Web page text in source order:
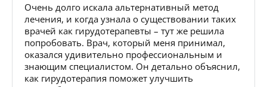
Очень долго искала альтернативный метод
лечения, и когда узнала о существовании таких
врачей как гирудотерапевты – тут же решила
попробовать. Врач, который меня принимал,
оказался удивительно профессиональным и
знающим специалистом. Он детально объяснил,
как гирудотерапия поможет улучшить